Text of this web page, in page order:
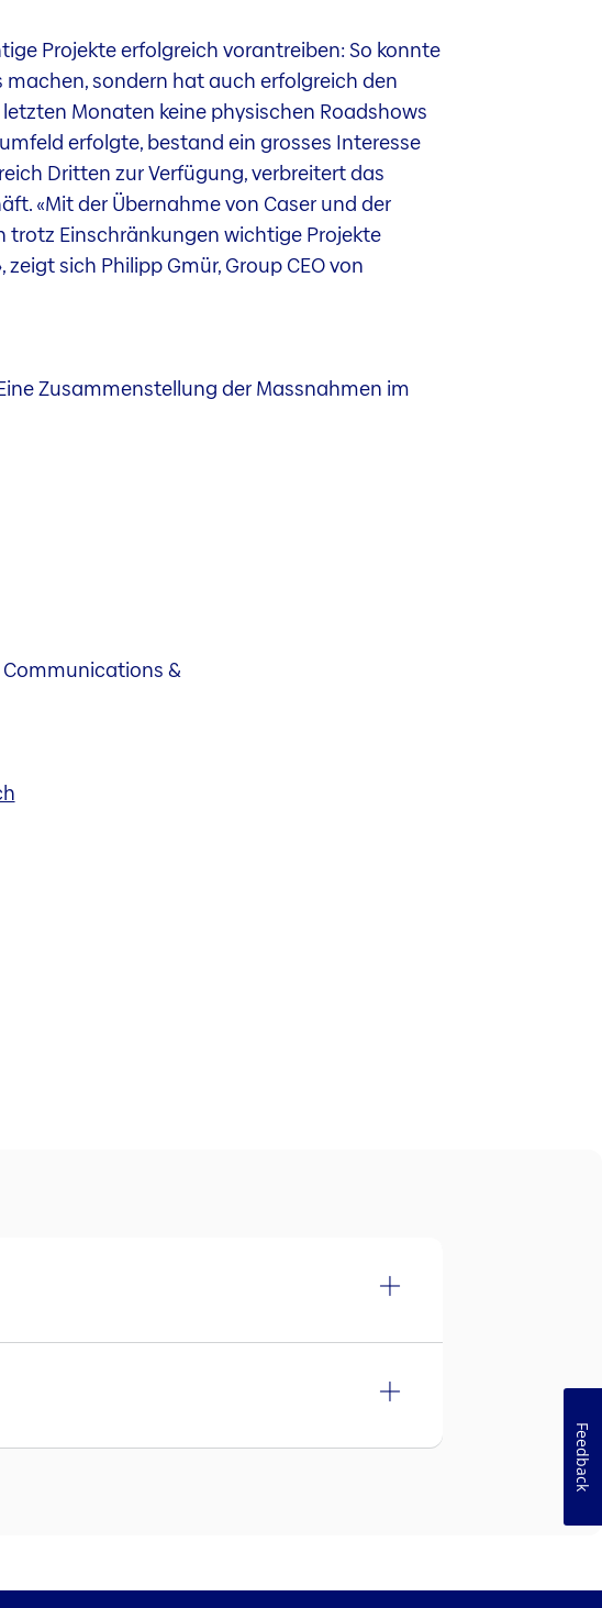
Projekte erfolgreich vorantreiben: So konnte
sondern hat auch erfolgreich den
Monaten keine physischen Roadshows
erfolgte, bestand ein grosses Interesse
Dritten zur Verfügung, verbreitert das
«Mit der Übernahme von Caser und der
Einschränkungen wichtige Projekte
sich Philipp Gmür, Group CEO von
Zusammenstellung der Massnahmen im
&
Feedback